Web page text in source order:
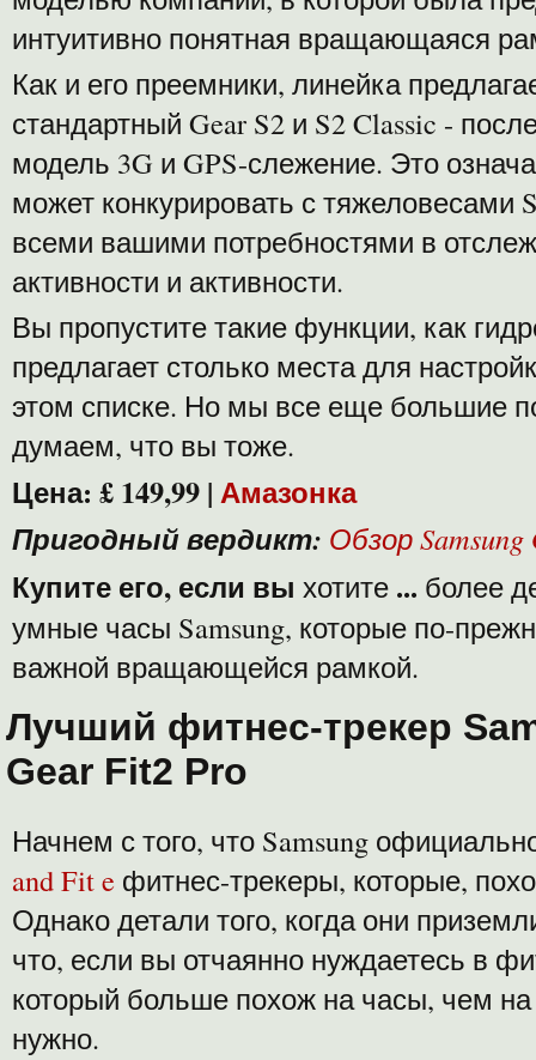
интуитивно понятная вращающаяся
Как и его преемники, линейка
стандартный Gear S2 и S2 Classic -
модель 3G и GPS-слежение. Это
может конкурировать с тяжеловесами
всеми вашими потребностями в
активности и активности.
Вы пропустите такие функции, как
предлагает столько места для
этом списке. Но мы все еще большие
думаем, что вы тоже.
Цена: £ 149,99 | Амазонка
Пригодный вердикт: Обзор Samsung
Купите его, если вы хотите ... более
умные часы Samsung, которые по-
важной вращающейся рамкой.
Лучший фитнес-трекер
Gear Fit2 Pro
Начнем с того, что Samsung
and Fit e фитнес-трекеры, которые,
Однако детали того, когда они
что, если вы отчаянно нуждаетесь в
который больше похож на часы, чем
нужно.